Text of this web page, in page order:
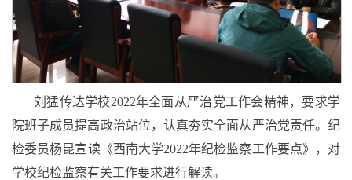
刘猛传达学校2022年全面从严治党工作会精神，要求学
院班子成员提高政治站位，认真夯实全面从严治党责任。纪
检委员杨昆宣读《西南大学2022年纪检监察工作要点》，对
学校纪检监察有关工作要求进行解读。